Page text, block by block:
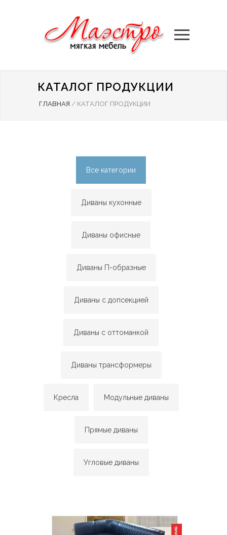
КАТАЛОГ ПРОДУКЦИИ
ГЛАВНАЯ / КАТАЛОГ ПРОДУКЦИИ
Все категории
Диваны кухонные
Диваны офисные
Диваны П-образные
Диваны с допсекцией
Диваны с оттоманкой
Диваны трансформеры
Кресла Модульные диваны
Прямые диваны
Угловые диваны